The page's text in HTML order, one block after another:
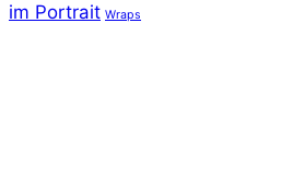
im Portrait Wraps